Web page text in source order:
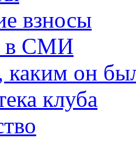
взносы
в СМИ
каким он
клуба